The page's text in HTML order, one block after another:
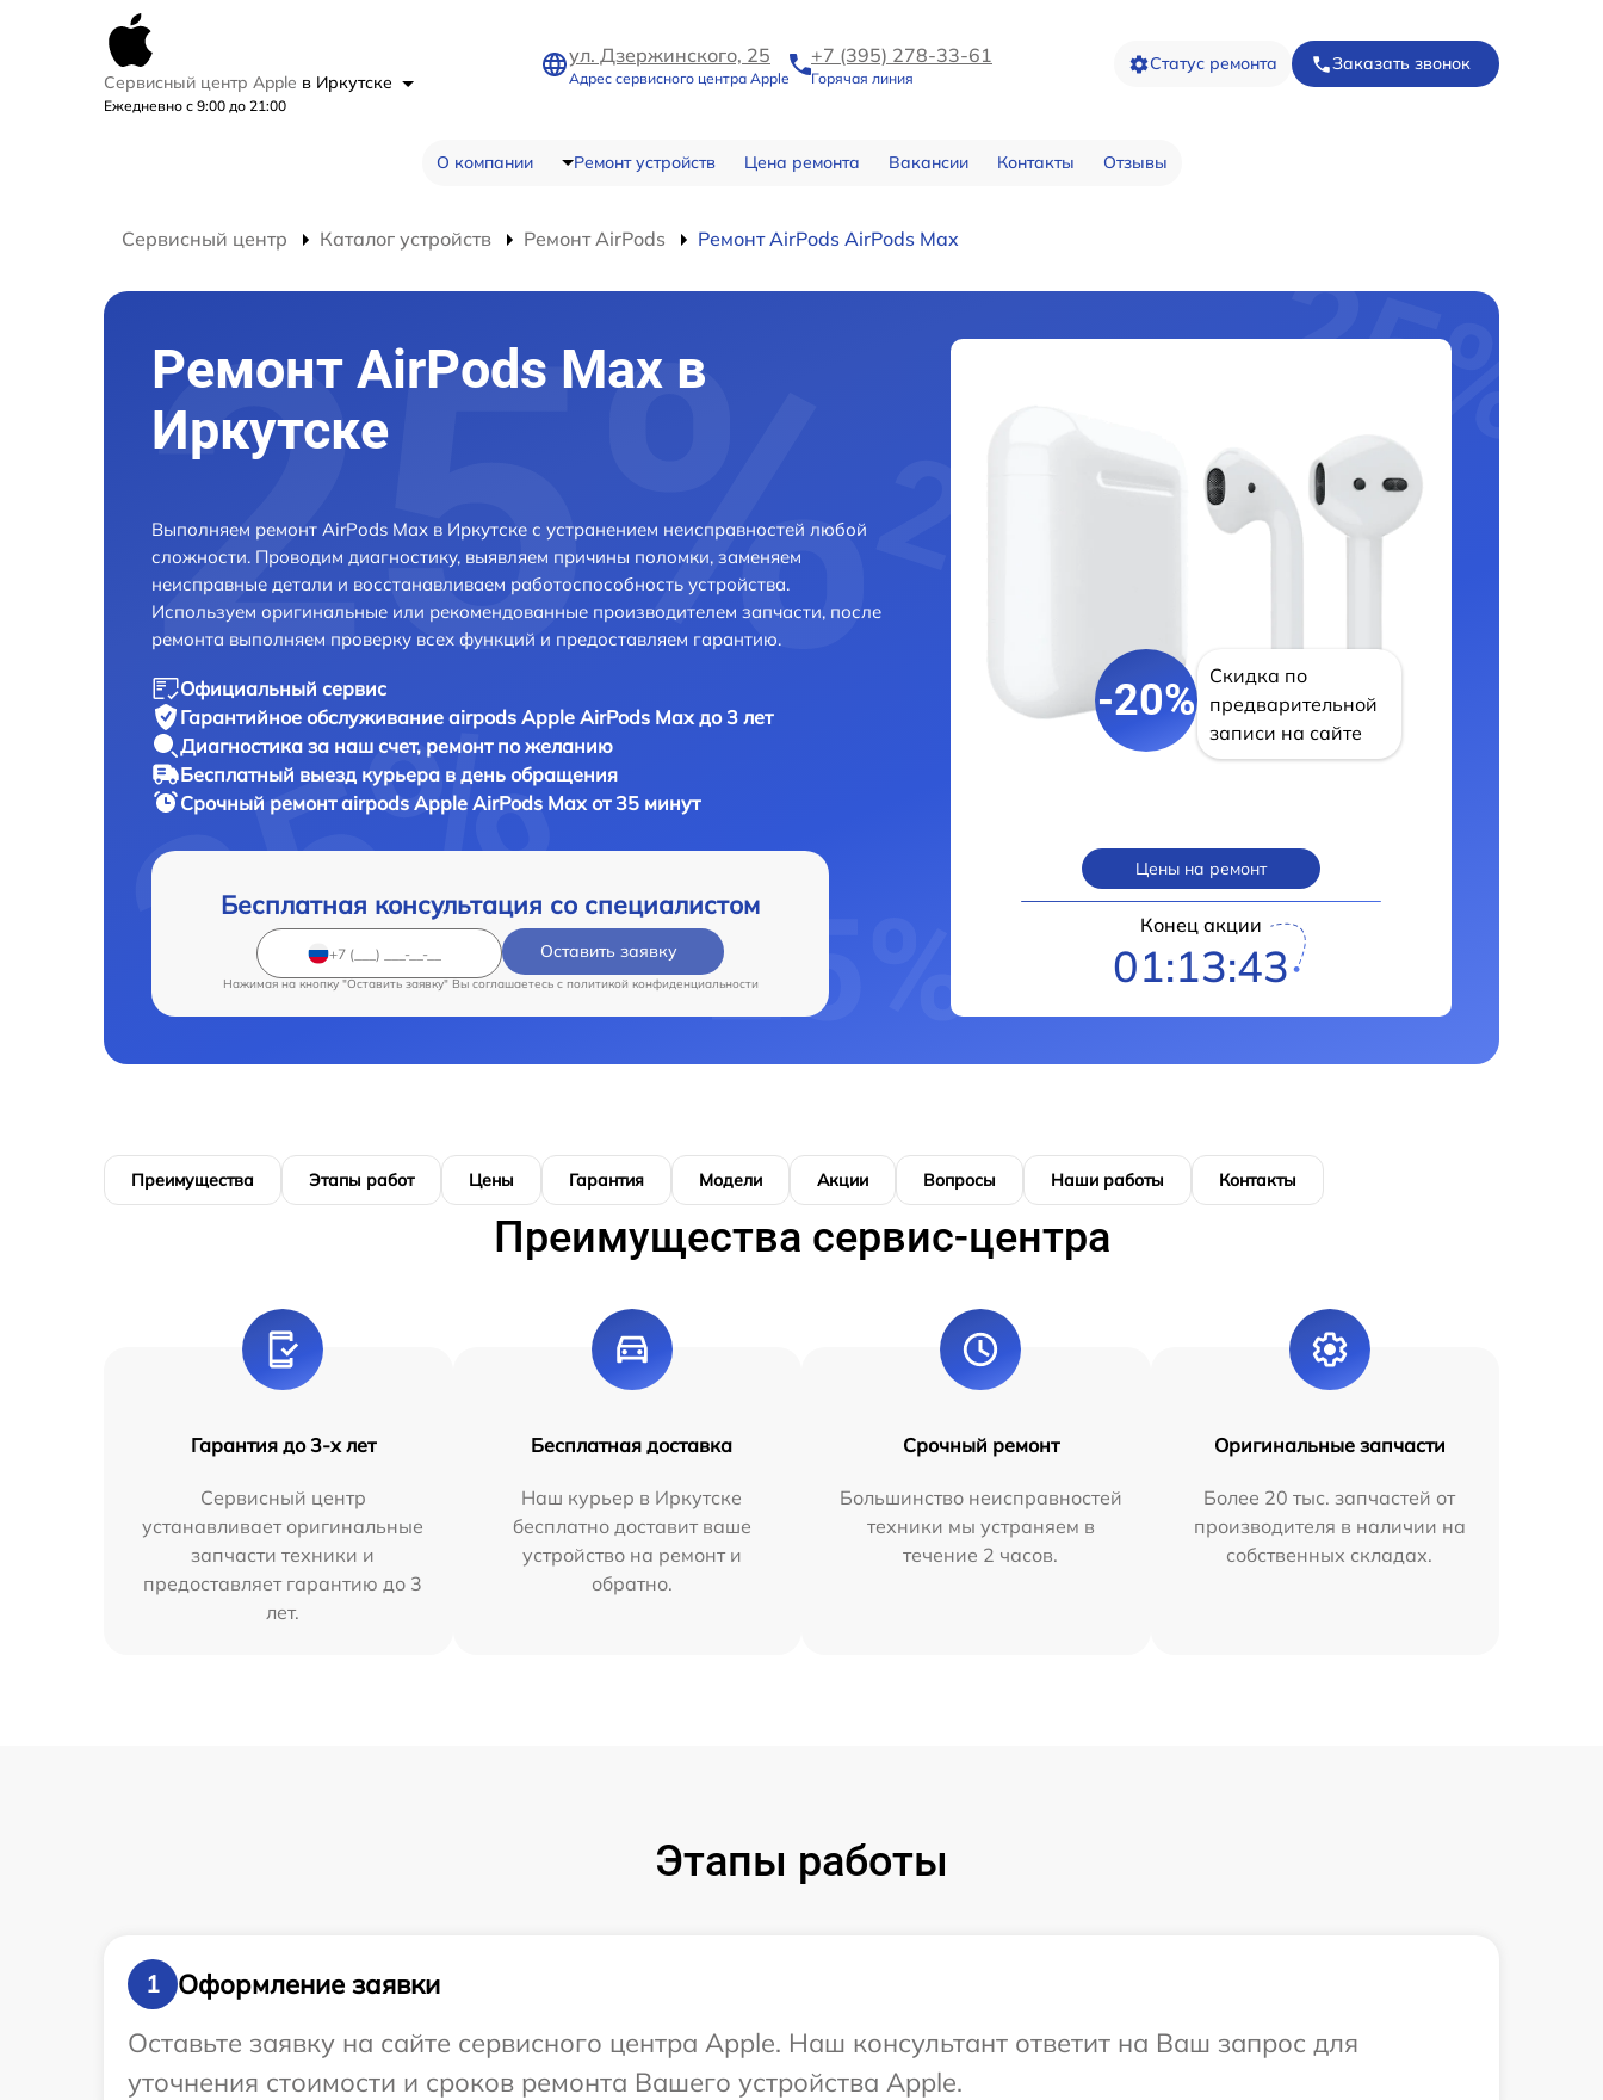
Сервисный центр Apple в Иркутске
Ежедневно с 9:00 до 21:00
ул. Дзержинского, 25
Адрес сервисного центра Apple
+7 (395) 278-33-61
Горячая линия
Статус ремонта Заказать звонок
О компании Ремонт устройств Цена ремонта Вакансии Контакты Отзывы
Сервисный центр Каталог устройств Ремонт AirPods Ремонт AirPods AirPods Max
Ремонт AirPods Max в
Иркутске
Выполняем ремонт AirPods Max в Иркутске с устранением неисправностей любой
сложности. Проводим диагностику, выявляем причины поломки, заменяем
неисправные детали и восстанавливаем работоспособность устройства.
Используем оригинальные или рекомендованные производителем запчасти, после
ремонта выполняем проверку всех функций и предоставляем гарантию.
Официальный сервис
Гарантийное обслуживание airpods Apple AirPods Max до 3 лет
Диагностика за наш счет, ремонт по желанию
Бесплатный выезд курьера в день обращения
Срочный ремонтairpods Apple AirPods Max от 35 минут
Бесплатная консультация со специалистом
Оставить заявку
Нажимая на кнопку "Оставить заявку" Вы соглашаетесь c политикой конфиденциальности
-20%
Скидка по
предварительной
записи на сайте
Цены на ремонт
Конец акции
01:13:42
Преимущества Этапы работ Цены Гарантия Модели Акции Вопросы Наши работы Контакты
Преимущества сервис-центра
Гарантия до 3-х лет
Сервисный центр
устанавливает оригинальные
запчасти техники и
предоставляет гарантию до 3
лет.
Бесплатная доставка
Наш курьер в Иркутске
бесплатно доставит ваше
устройство на ремонт и
обратно.
Срочный ремонт
Большинство неисправностей
техники мы устраняем в
течение 2 часов.
Оригинальные запчасти
Более 20 тыс. запчастей от
производителя в наличии на
собственных складах.
Этапы работы
1
Оформление заявки
Оставьте заявку на сайте сервисного центра Apple. Наш консультант ответит на Ваш запрос для
уточнения стоимости и сроков ремонта Вашего устройства Apple.